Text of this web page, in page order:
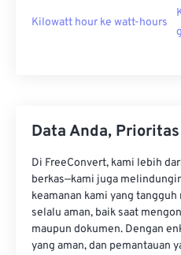
Kilowatt hour ke watt-hours
Data Anda,
Di FreeConvert, kami lebih
berkas—kami juga
keamanan kami yang
selalu aman, baik saat
maupun dokumen. Dengan
yang aman, dan pemantauan